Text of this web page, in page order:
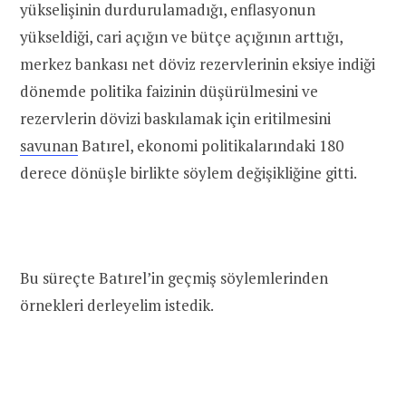
yükselişinin durdurulamadığı, enflasyonun
yükseldiği, cari açığın ve bütçe açığının arttığı,
merkez bankası net döviz rezervlerinin eksiye indiği
dönemde politika faizinin düşürülmesini ve
rezervlerin dövizi baskılamak için eritilmesini
savunanBatırel, ekonomi politikalarındaki 180
derece dönüşle birlikte söylem değişikliğine gitti.
Bu süreçte Batırel’in geçmiş söylemlerinden
örnekleri derleyelim istedik.